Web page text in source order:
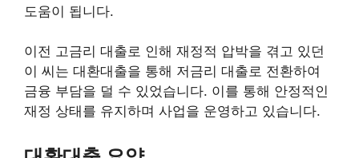
도움이 됩니다.
이전 고금리 대출로 인해 재정적 압박을 겪고 있던
이 씨는 대환대출을 통해 저금리 대출로 전환하여
금융 부담을 덜 수 있었습니다. 이를 통해 안정적인
재정 상태를 유지하며 사업을 운영하고 있습니다.